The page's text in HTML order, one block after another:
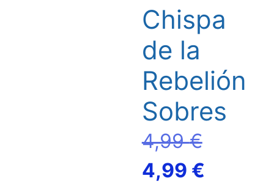
Chispa
de la
Rebelión
Sobres
4,99€El
precio
4,99 €